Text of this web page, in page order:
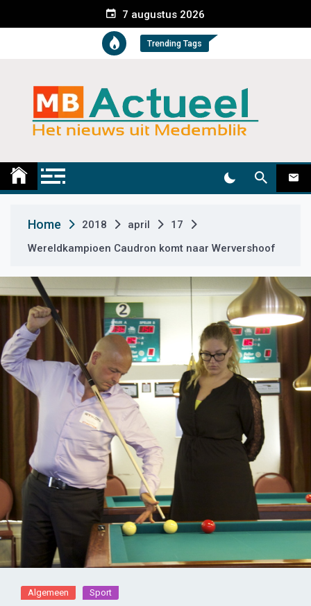
e
t
7 augustus 2026
Trending Tags
Medemblik Actueel
Home 2018 april
17
Wereldkampioen Caudron komt naar Wervershoof
Algemeen Sport